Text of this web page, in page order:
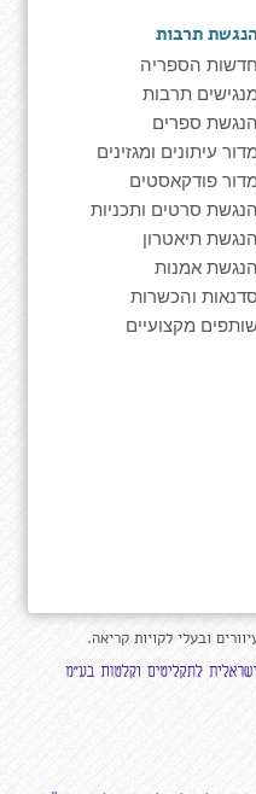
הנגשת תרבות
חדשות הספריה
מנגישים תרבות
הנגשת ספרים
מדור עיתונים ומגזינים
מדור פודקאסטים
הנגשת סרטים ותכניות
הנגשת תיאטרון
הנגשת אמנות
סדנאות והכשרות
מקצועיים
ובעלי לקויות קריאה.